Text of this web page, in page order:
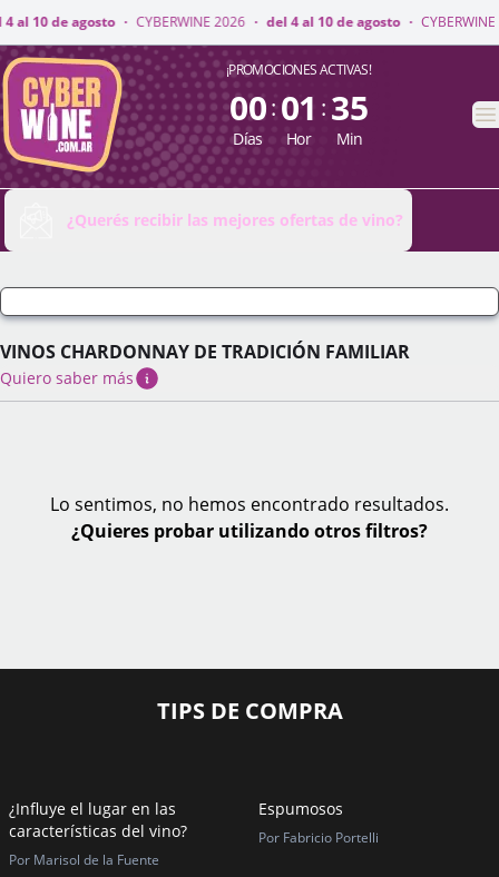
2026 · del 4 al 10 de agosto · CYBERWINE 2026 · del 4 al 10 de agosto
CyberWine ¡PROMOCIONES ACTIVAS!
00
Días
: 01
Hor
: 35
Min
¿Querés recibir las mejores ofertas de vino?
VINOS CHARDONNAY DE TRADICIÓN FAMILIAR
Quiero saber más
Lo sentimos, no hemos encontrado resultados.
¿Quieres probar utilizando otros filtros?
TIPS DE COMPRA
¿Influye el lugar en las
características del vino?
Por Marisol de la Fuente
Espumosos
Por Fabricio Portelli